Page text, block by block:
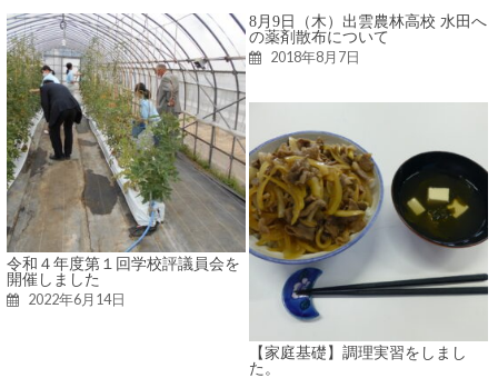
令和４年度第１回学校評議員会を
開催しました
2022年6月14日
8月9日（木）出雲農林高校 水田へ
の薬剤散布について
2018年8月7日
【家庭基礎】調理実習をしまし
た。